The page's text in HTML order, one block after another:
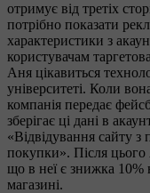
отримує від третіх
потрібно показати
характеристики з
користувачам
Аня цікавиться
університеті. Коли
компанія передає
зберігає ці дані в
«Відвідування сайту з
покупки». Після цього
що в неї є знижка 10%
магазині.